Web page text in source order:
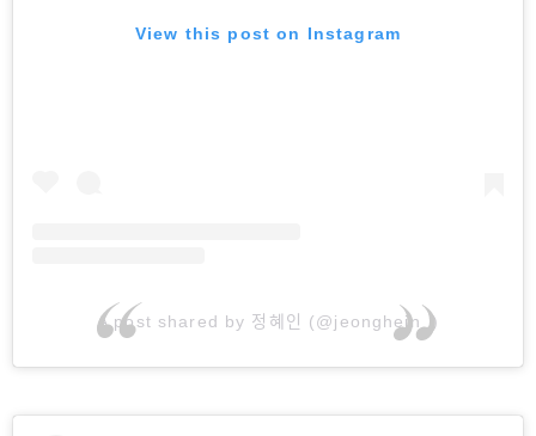
View this post on Instagram
A post shared by 정혜인 (@jeonghein_)